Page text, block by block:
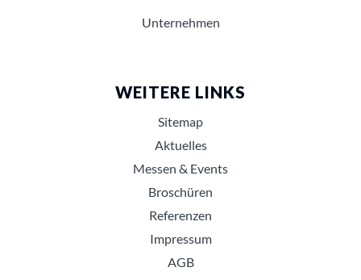
Unternehmen
WEITERE LINKS
Sitemap
Aktuelles
Messen & Events
Broschüren
Referenzen
Impressum
AGB